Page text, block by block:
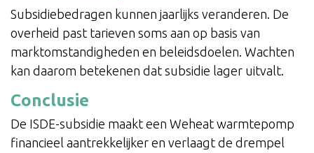
Subsidiebedragen kunnen jaarlijks veranderen. De
overheid past tarieven soms aan op basis van
marktomstandigheden en beleidsdoelen. Wachten
kan daarom betekenen dat subsidie lager uitvalt.
Conclusie
De ISDE-subsidie maakt een Weheat warmtepomp
financieel aantrekkelijker en verlaagt de drempel